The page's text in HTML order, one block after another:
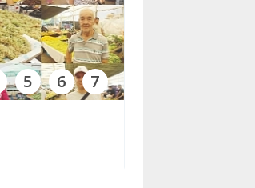
5 6 7